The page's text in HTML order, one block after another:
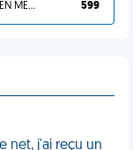
TU L'AS BIEN MÉRITÉ 599
net, j'ai reçu un